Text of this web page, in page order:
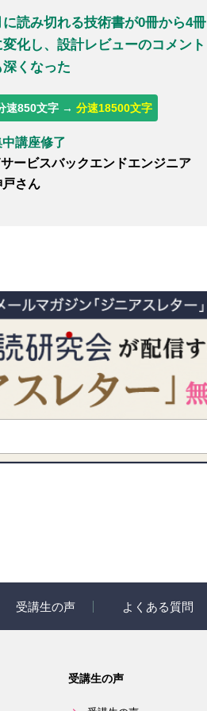
に読み切れる技術書が0冊から4冊
変化し、設計レビューのコメント
深くなった
速850文字 → 分速18500文字
中講座修了
サービスバックエンドエンジニア
戸さん
受講生の声
ペシャルインタビュー
よくある質問
受講生の声